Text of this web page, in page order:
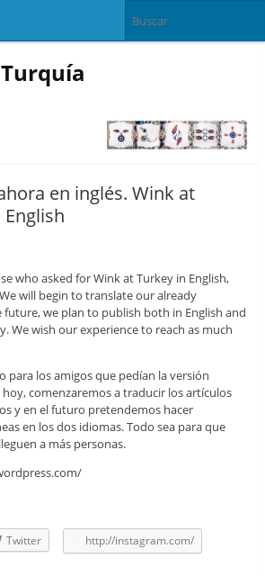
en inglés. Wink at
who asked for Wink at Turkey in English,
will begin to translate our already
we plan to publish both in English and
We wish our experience to reach as much
para los amigos que pedían la versión
hoy, comenzaremos a traducir los artículos
y en el futuro pretendemos hacer
en los dos idiomas. Todo sea para que
a más personas.
Twitter
http://instagram.com/